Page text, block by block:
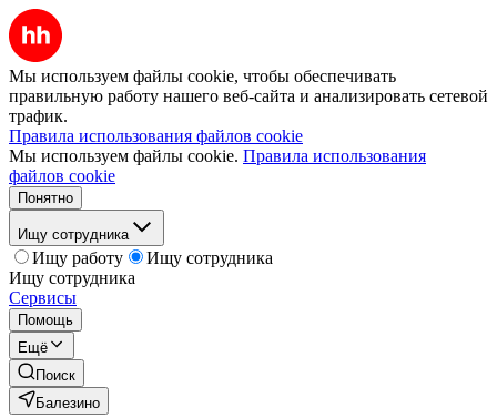
Мы используем файлы cookie, чтобы обеспечивать
правильную работу нашего веб-сайта и анализировать сетевой
трафик.
Правила использования файлов cookie
Мы используем файлы cookie. Правила использования
файлов cookie
Понятно
Ищу сотрудника
Ищу работу
Ищу сотрудника
Ищу сотрудника
Сервисы
Помощь
Ещё
Поиск
Балезино